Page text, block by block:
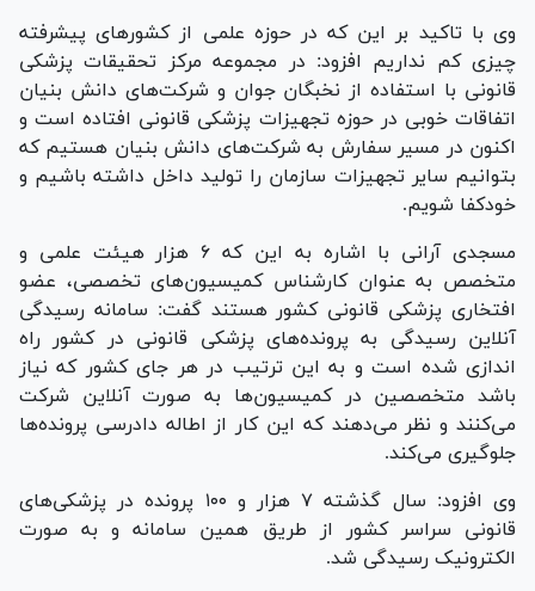
وی با تاکید بر این که در حوزه علمی از کشور‌های پیشرفته
چیزی کم نداریم افزود: در مجموعه مرکز تحقیقات پزشکی
قانونی با استفاده از نخبگان جوان و شرکت‌های دانش بنیان
اتفاقات خوبی در حوزه تجهیزات پزشکی قانونی افتاده است و
اکنون در مسیر سفارش به شرکت‌های دانش بنیان هستیم که
بتوانیم سایر تجهیزات سازمان را تولید داخل داشته باشیم و
خودکفا شویم.
مسجدی آرانی با اشاره به این که ۶ هزار هیئت علمی و
متخصص به عنوان کارشناس کمیسیون‌های تخصصی، عضو
افتخاری پزشکی قانونی کشور هستند گفت: سامانه رسیدگی
آنلاین رسیدگی به پرونده‌های پزشکی قانونی در کشور راه
اندازی شده است و به این ترتیب در هر جای کشور که نیاز
باشد متخصصین در کمیسیون‌ها به صورت آنلاین شرکت
می‌کنند و نظر می‌دهند که این کار از اطاله دادرسی پرونده‌ها
جلوگیری می‌کند.
وی افزود: سال گذشته ۷ هزار و ۱۰۰ پرونده در پزشکی‌های
قانونی سراسر کشور از طریق همین سامانه و به صورت
الکترونیک رسیدگی شد.